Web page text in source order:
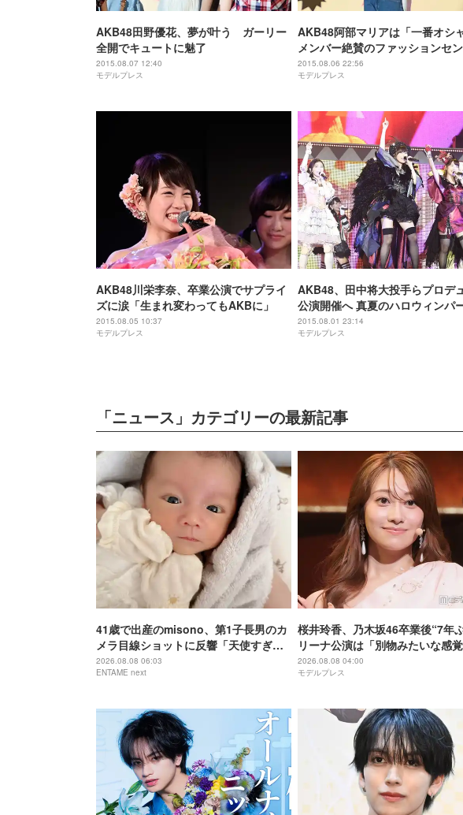
AKB48田野優花、夢が叶う ガーリー
全開でキュートに魅了
2015.08.07 12:40
モデルプレス
AKB48阿部マリアは「一番オシ
メンバー絶賛のファッションセ
揮
2015.08.06 22:56
モデルプレス
AKB48川栄李奈、卒業公演でサプライ
ズに涙「生まれ変わってもAKBに」
2015.08.05 10:37
モデルプレス
AKB48、田中将大投手らプロデ
公演開催へ 真夏のハロウィンパ
ーにファン熱狂
2015.08.01 23:14
モデルプレス
「ニュース」カテゴリーの最新記事
41歳で出産のmisono、第1子長男のカ
メラ目線ショットに反響「天使すぎ
る」
2026.08.08 06:03
ENTAME next
桜井玲香、乃木坂46卒業後“7年
リーナ公演は「別物みたいな感
る」【New HISTORY COMING】
2026.08.08 04:00
モデルプレス